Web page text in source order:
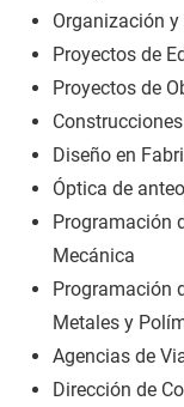
Organización
Proyectos de
Proyectos de
Diseño en
Óptica de
Programación
Mecánica
Programación
Metales y
Agencias de
Dirección de